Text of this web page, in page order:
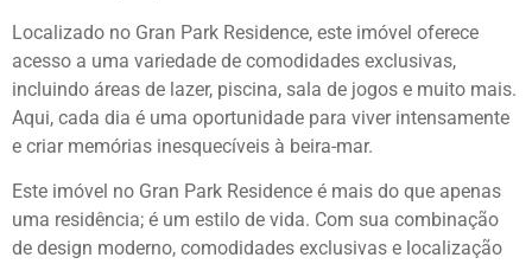
Localizado no Gran Park Residence, este imóvel oferece
acesso a uma variedade de comodidades exclusivas,
incluindo áreas de lazer, piscina, sala de jogos e muito mais.
Aqui, cada dia é uma oportunidade para viver intensamente
e criar memórias inesquecíveis à beira-mar.
Este imóvel no Gran Park Residence é mais do que apenas
uma residência; é um estilo de vida. Com sua combinação
de design moderno, comodidades exclusivas e localização